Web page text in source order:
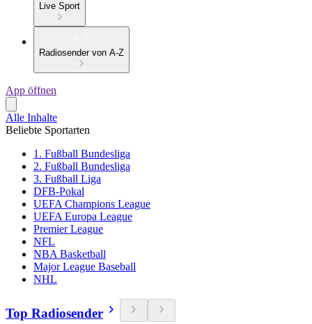
Live Sport
Radiosender von A-Z
App öffnen
Alle Inhalte
Beliebte Sportarten
1. Fußball Bundesliga
2. Fußball Bundesliga
3. Fußball Liga
DFB-Pokal
UEFA Champions League
UEFA Europa League
Premier League
NFL
NBA Basketball
Major League Baseball
NHL
Top Radiosender